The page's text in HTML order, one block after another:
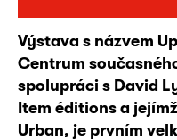
Výstava s názvem
Centrum
spolupráci s David
Item éditions a
Urban, je prvním